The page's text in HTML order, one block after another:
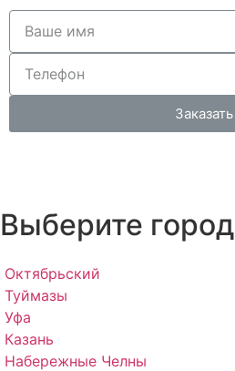
Заказать
Выберите город
Октябрьский
Туймазы
Уфа
Казань
Набережные Челны